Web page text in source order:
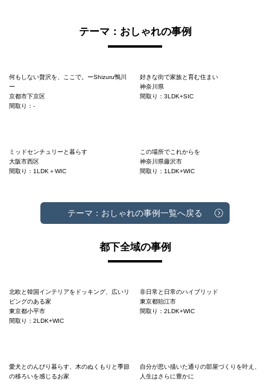
テーマ：おしゃれの事例
何もしない贅沢を、ここで。ーShizuru鴨川
ー
京都市下京区
間取り：-
好きな街で家族と育む住まい
神奈川県
間取り：3LDK+SIC
ミッドセンチュリーと暮らす
大阪市西区
間取り：1LDK＋WIC
この場所でこれからを
神奈川県藤沢市
間取り：1LDK+WIC
テーマ：おしゃれの事例一覧へ戻る
都下全域の事例
北欧と韓国インテリアをドッキング、広いリ
ビングのある家
東京都小平市
間取り：2LDK+WIC
非日常と日常のハイブリッド
東京都狛江市
間取り：2LDK+WIC
愛犬とのんびり暮らす、木のぬくもりと季節
の移ろいを感じるお家
自分が思い描いた通りの部屋づくりを叶え、
人生はさらに豊かに